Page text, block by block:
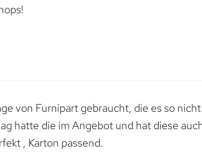
von Furnipart gebraucht, die es so
hatte die im Angebot und hat diese
, Karton passend.